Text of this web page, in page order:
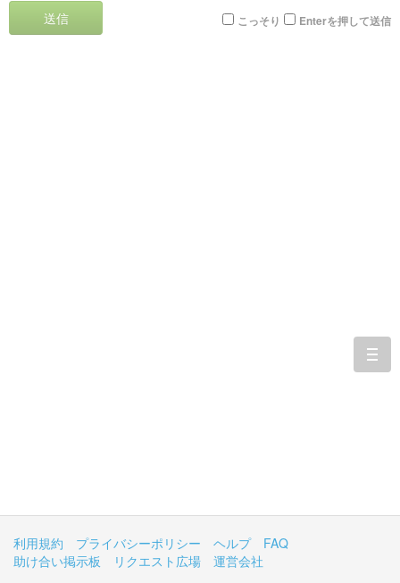
送信 こっそり Enterを押して送信
利用規約 プライバシーポリシー ヘルプ
FAQ
助け合い掲示板
リクエスト広場
運営会社